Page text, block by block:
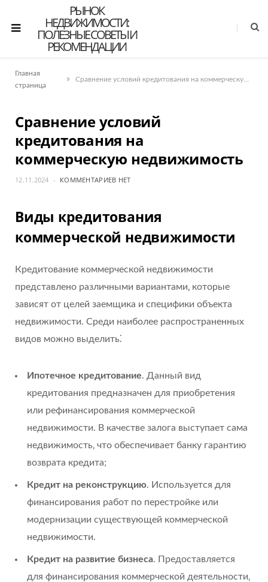
РЫНОК
НЕДВИЖИМОСТИ:
ПОЛЕЗНЫЕ СОВЕТЫ И
РЕКОМЕНДАЦИИ
Главная
страница
» Сравнение условий кредитования на коммерческую недвижимость
Сравнение условий
кредитования на
коммерческую недвижимость
12.11.2024 КОММЕНТАРИЕВ НЕТ
Виды кредитования
коммерческой недвижимости
Кредитование коммерческой недвижимости
представлено различными вариантами‚ которые
зависят от целей заемщика и специфики объекта
недвижимости. Среди наиболее распространенных
видов можно выделить⁚
Ипотечное кредитование. Данный вид
кредитования предназначен для приобретения
или рефинансирования коммерческой
недвижимости. В качестве залога выступает сама
недвижимость‚ что обеспечивает банку гарантию
возврата кредита;
Кредит на реконструкцию. Используется для
финансирования работ по перестройке или
модернизации существующей коммерческой
недвижимости.
Кредит на развитие бизнеса. Предоставляется
для финансирования коммерческой деятельности‚